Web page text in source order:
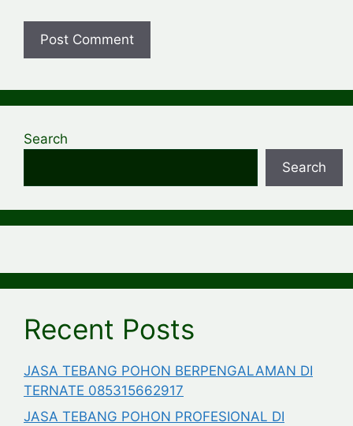
Search
Search
Recent Posts
JASA TEBANG POHON BERPENGALAMAN DI
TERNATE 085315662917
JASA TEBANG POHON PROFESIONAL DI